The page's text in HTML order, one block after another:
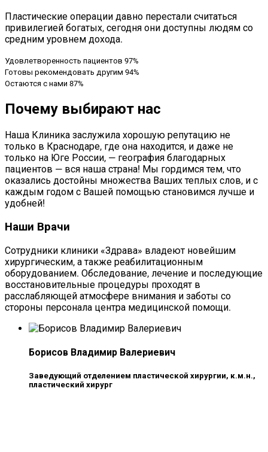
Пластические операции давно перестали считаться
привилегией богатых, сегодня они доступны людям со
средним уровнем дохода.
Удовлетворенность пациентов 97%
Готовы рекомендовать другим 94%
Остаются с нами 87%
Почему выбирают нас
Наша Клиника заслужила хорошую репутацию не
только в Краснодаре, где она находится, и даже не
только на Юге России, — география благодарных
пациентов — вся наша страна! Мы гордимся тем, что
оказались достойны множества Ваших теплых слов, и с
каждым годом с Вашей помощью становимся лучше и
удобней!
Наши Врачи
Сотрудники клиники «Здрава» владеют новейшим
хирургическим, а также реабилитационным
оборудованием. Обследование, лечение и последующие
восстановительные процедуры проходят в
расслабляющей атмосфере внимания и заботы со
стороны персонала центра медицинской помощи.
Борисов Владимир Валериевич
Заведующий отделением пластической хирургии, к.м.н.,
пластический хирург